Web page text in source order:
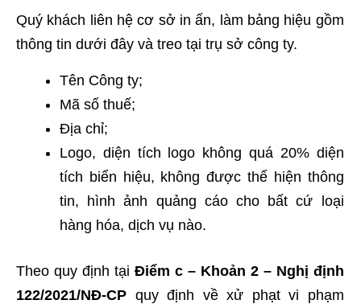
Quý khách liên hệ cơ sở in ấn, làm bảng hiệu gồm
thông tin dưới đây và treo tại trụ sở công ty.
Tên Công ty;
Mã số thuế;
Địa chỉ;
Logo, diện tích logo không quá 20% diện
tích biển hiệu, không được thể hiện thông
tin, hình ảnh quảng cáo cho bất cứ loại
hàng hóa, dịch vụ nào.
Theo quy định tại Điểm c – Khoản 2 – Nghị định
122/2021/NĐ-CP quy định về xử phạt vi phạm